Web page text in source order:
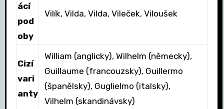
ácí
pod
oby
Vilík, Vilda, Vilda, Vileček, Viloušek
Cizí
vari
anty
William (anglicky), Wilhelm (německy),
Guillaume (francouzsky), Guillermo
(španělsky), Guglielmo (italsky),
Vilhelm (skandinávsky)